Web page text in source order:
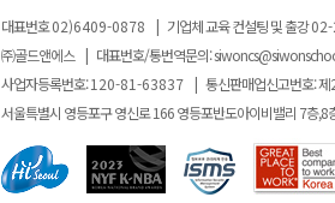
대표번호02)6409-0878 | 기업체 교육 컨설팅 및 출강
㈜골드앤에스 | 대표번호/통번역문의:
사업자등록번호:120-81-63837 | 통신판매업신고번호: 제
서울특별시 영등포구 영신로 166 영등포반도아이비밸리 7층,8